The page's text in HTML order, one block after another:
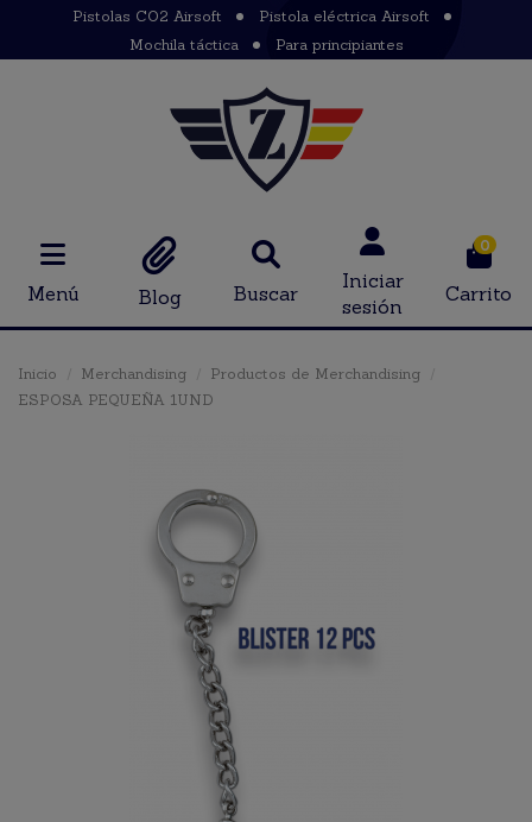
Pistolas CO2 Airsoft
Pistola eléctrica Airsoft
Mochila táctica
Para principiantes
Menú Blog Buscar
Iniciar
sesión
0
Carrito
Inicio Merchandising
Productos de Merchandising
ESPOSA PEQUEÑA 1UND